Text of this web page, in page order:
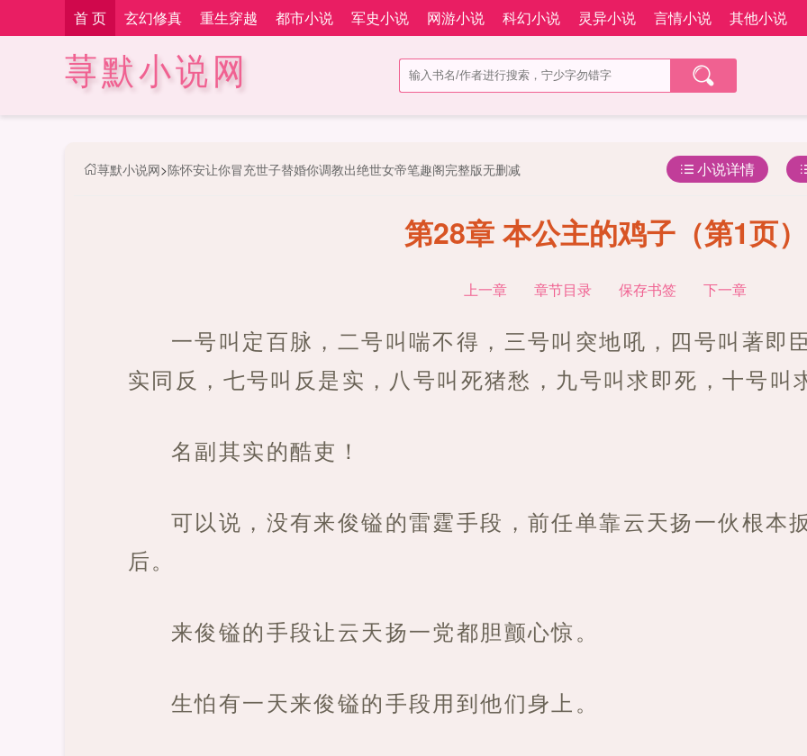
首 页 玄幻修真 重生穿越 都市小说 军史小说 网游小说 科幻小说 灵异小说 言情小说 其他小说
荨默小说网
荨默小说网>陈怀安让你冒充世子替婚你调教出绝世女帝笔趣阁完整版无删减 小说详情
第28章 本公主的鸡子（第1页）
上一章 章节目录 保存书签 下一章
一号叫定百脉，二号叫喘不得，三号叫突地吼，四号叫著即
实同反，七号叫反是实，八号叫死猪愁，九号叫求即死，十号叫
名副其实的酷吏！
可以说，没有来俊镒的雷霆手段，前任单靠云天扬一伙根本
后。
来俊镒的手段让云天扬一党都胆颤心惊。
生怕有一天来俊镒的手段用到他们身上。